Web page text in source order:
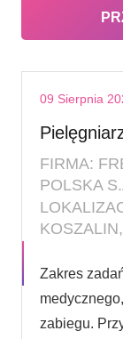
09 Sierpnia
FIRMA:
POLSKA
Zakres
zabiegu.